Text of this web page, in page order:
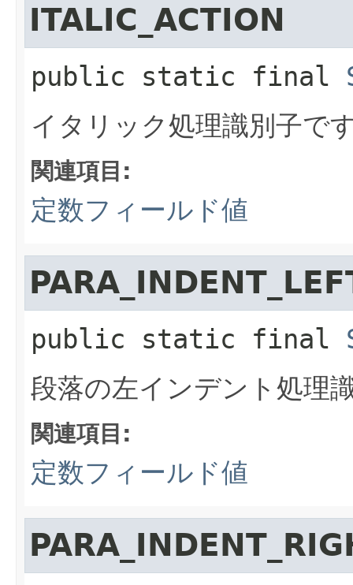
ITALIC_ACTION
public static final
イタリック処理識別子で
関連項目:
定数フィールド値
public static final
段落の左インデント処理
関連項目:
定数フィールド値